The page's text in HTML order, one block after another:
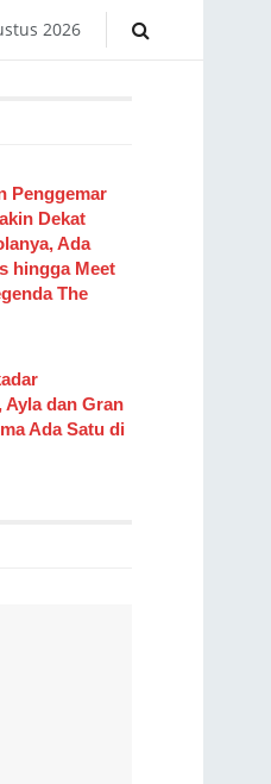
2026
Penggemar
Dekat
Ada
hingga Meet
The
Ayla dan Gran
Ada Satu di